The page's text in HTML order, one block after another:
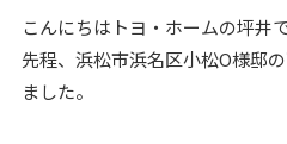
こんにちはトヨ・ホームの坪井で
先程、浜松市浜名区小松O様邸
ました。